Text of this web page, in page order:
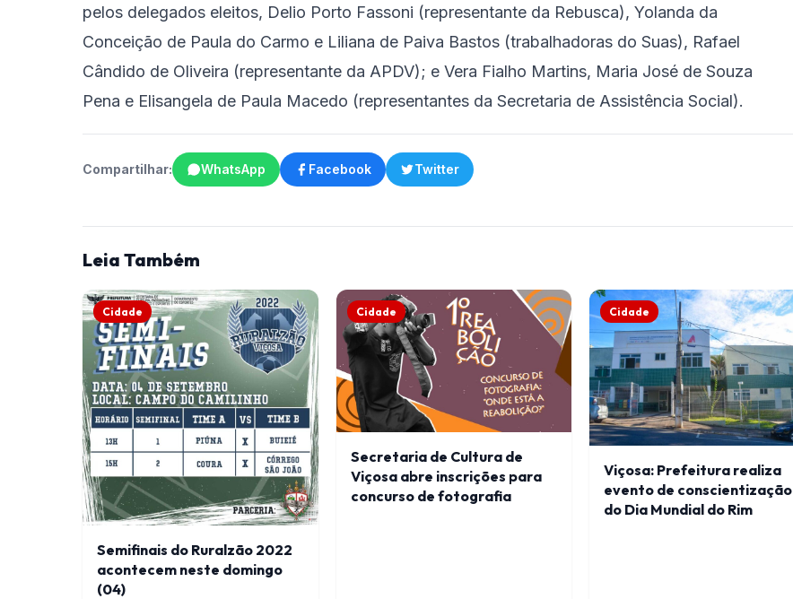
pelos delegados eleitos, Delio Porto Fassoni (representante da Rebusca), Yolanda da
Conceição de Paula do Carmo e Liliana de Paiva Bastos (trabalhadoras do Suas), Rafael
Cândido de Oliveira (representante da APDV); e Vera Fialho Martins, Maria José de Souza
Pena e Elisangela de Paula Macedo (representantes da Secretaria de Assistência Social).
Compartilhar: WhatsApp Facebook Twitter
Leia Também
Cidade
Semifinais do Ruralzão 2022
acontecem neste domingo
(04)
Cidade
Secretaria de Cultura de
Viçosa abre inscrições para
concurso de fotografia
Cidade
Viçosa: Prefeitura realiza
evento de conscientização
do Dia Mundial do Rim